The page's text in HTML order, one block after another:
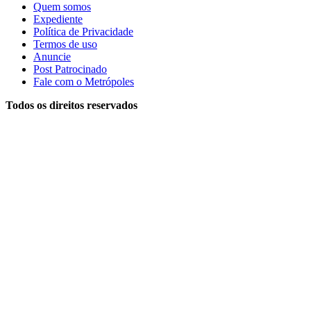
Quem somos
Expediente
Política de Privacidade
Termos de uso
Anuncie
Post Patrocinado
Fale com o Metrópoles
Todos os direitos reservados